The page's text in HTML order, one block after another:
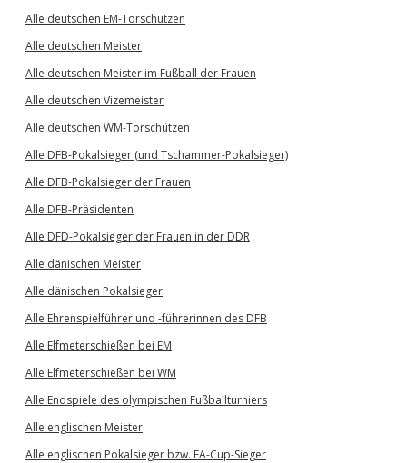
Alle deutschen EM-Torschützen
Alle deutschen Meister
Alle deutschen Meister im Fußball der Frauen
Alle deutschen Vizemeister
Alle deutschen WM-Torschützen
Alle DFB-Pokalsieger (und Tschammer-Pokalsieger)
Alle DFB-Pokalsieger der Frauen
Alle DFB-Präsidenten
Alle DFD-Pokalsieger der Frauen in der DDR
Alle dänischen Meister
Alle dänischen Pokalsieger
Alle Ehrenspielführer und -führerinnen des DFB
Alle Elfmeterschießen bei EM
Alle Elfmeterschießen bei WM
Alle Endspiele des olympischen Fußballturniers
Alle englischen Meister
Alle englischen Pokalsieger bzw. FA-Cup-Sieger